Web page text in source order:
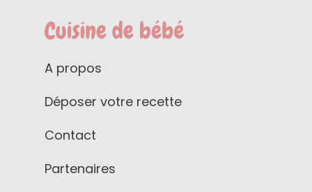
A propos
Déposer votre recette
Contact
Partenaires